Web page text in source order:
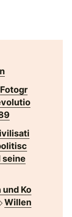
Fotogr
seine
Ko
Willen